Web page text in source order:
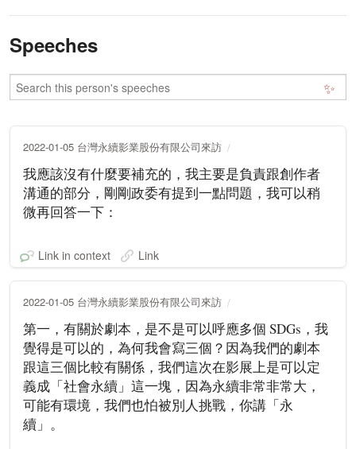
Speeches
✨
2022-01-05 台灣永續影業股份有限公司來訪
我應該沒有什麼要補充的，我主要是負責跟創作者
溝通的部分，剛剛政委有提到一點問題，我可以稍
微再回答一下：
Link in context Link
2022-01-05 台灣永續影業股份有限公司來訪
第一，有關於劇本，是不是可以呼應多個 SDGs，我
覺得是可以的，為何我會寫三個？因為我們的劇本
跟這三個比較有關係，我們這次在影展上是可以定
義成「社會永續」這一塊，因為永續非常非常大，
可能有環境，我們也怕被別人挑戰，你講「永
續」。